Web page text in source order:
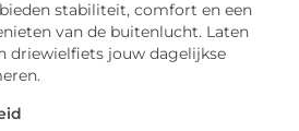
stabiliteit, comfort en een
van de buitenlucht. Laten
driewielfiets jouw dagelijkse